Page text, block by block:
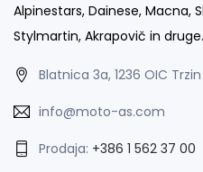
Alpinestars, Dainese, Macna,
Stylmartin, Akrapovič in
Blatnica 3a, 1236 OIC Trzin
info@moto-as.com
Prodaja: +386 1 562 37 00